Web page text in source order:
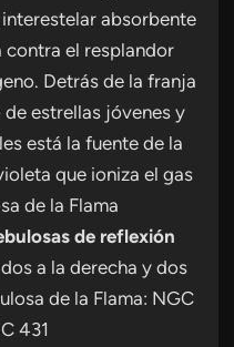
absorbente
contra el resplandor
Detrás de la franja
estrellas jóvenes y
está la fuente de la
que ioniza el gas
de la Flama
de reflexión
a la derecha y dos
de la Flama: NGC
431